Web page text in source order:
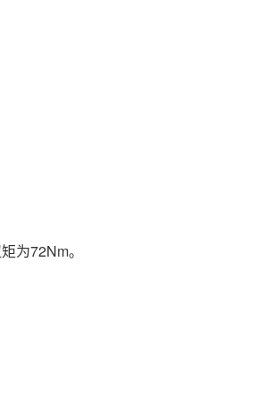
为72Nm。